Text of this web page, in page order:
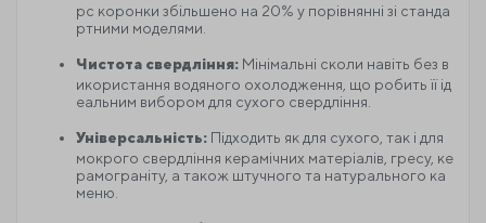
рс коронки збільшено на 20% у порівнянні зі станда
ртними моделями.
Чистота свердління: Мінімальні сколи навіть без в
икористання водяного охолодження, що робить її ід
еальним вибором для сухого свердління.
Універсальність: Підходить як для сухого, так і для
мокрого свердління керамічних матеріалів, гресу, ке
рамограніту, а також штучного та натурального ка
меню.